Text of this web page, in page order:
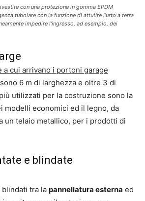
con una protezione in gomma EPDM
tubolare con la funzione di attutire l’urto a terra
impedire l’ingresso, ad esempio, dei
a cui arrivano i portoni garage
6 m di larghezza e oltre 3 di
utilizzati per la costruzione sono la
modelli economici ed il legno, da
un telaio metallico, per i prodotti di
e blindate
tra la pannellatura esterna ed